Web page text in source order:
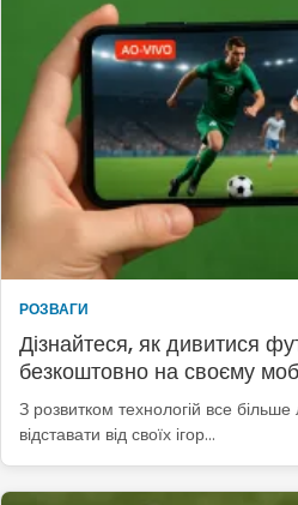
РОЗВАГИ
Дізнайтеся, як дивитися
безкоштовно на своєму
З розвитком технологій все
відставати від своїх ігор…